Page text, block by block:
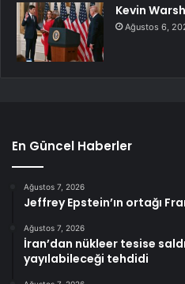
Kevin
Ağustos 6,
En Güncel Haberler
Ağustos 7, 2026
Jeffrey Epstein’ın ortağı
Ağustos 7, 2026
İran’dan nükleer tesise
yayılabileceği tehdidi